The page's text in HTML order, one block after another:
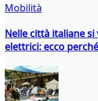
Mobilità
Nelle città italiane
elettrici: ecco perché